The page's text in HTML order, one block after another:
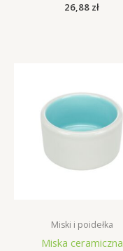
26,88 zł
Miski i poidełka
Miska ceramiczna